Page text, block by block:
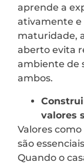
aprende a
ativamente e
maturidade,
aberto evita
ambiente de
ambos.
valores
Valores
são
Quando o